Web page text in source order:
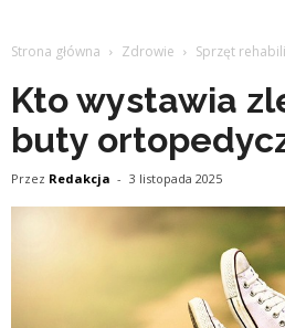
Strona główna Zdrowie Sprzęt
Kto wystawia
buty
Przez Redakcja - 3 listopada 2025